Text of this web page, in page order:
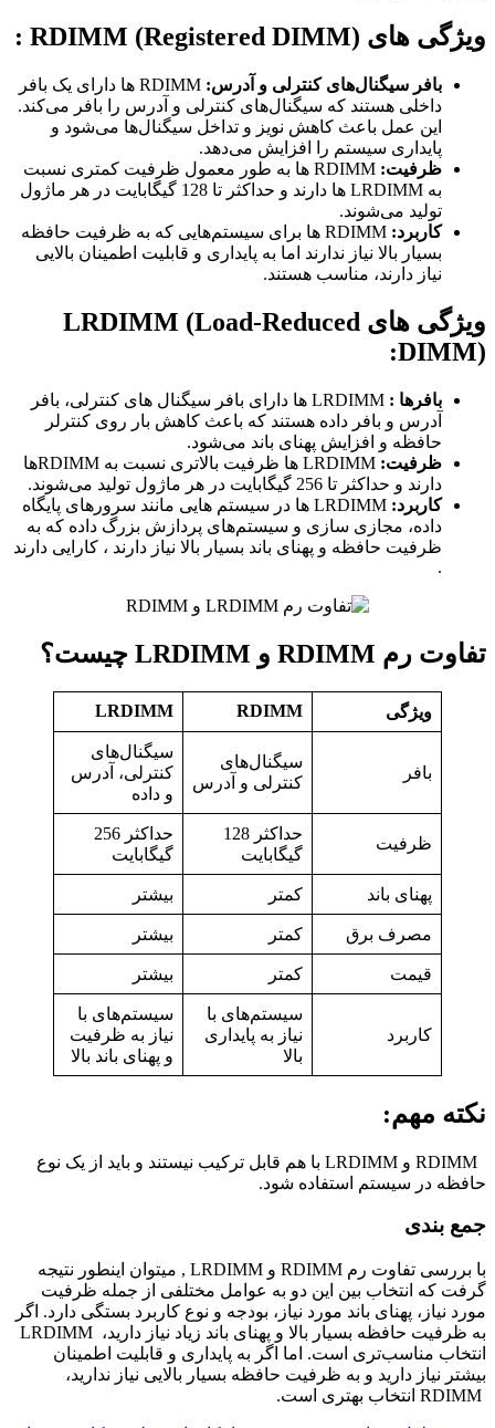
ویژگی های RDIMM (Registered DIMM) :
بافر سیگنال‌های کنترلی و آدرس:
RDIMM ها دارای یک بافر
داخلی هستند که سیگنال‌های کنترلی و آدرس را بافر می‌کند.
این عمل باعث کاهش نویز و تداخل سیگنال‌ها می‌شود و
پایداری سیستم را افزایش می‌دهد.
ظرفیت:
RDIMM ها به طور معمول ظرفیت کمتری نسبت
به LRDIMM‌ ها دارند و حداکثر تا 128 گیگابایت در هر ماژول
تولید می‌شوند.
کاربرد:
RDIMM ها برای سیستم‌هایی که به ظرفیت حافظه
بسیار بالا نیاز ندارند اما به پایداری و قابلیت اطمینان بالایی
نیاز دارند، مناسب هستند.
ویژگی های LRDIMM (Load-Reduced
DIMM):
بافرها :
LRDIMM ها دارای بافر سیگنال‌ های کنترلی، بافر
آدرس و بافر داده هستند که باعث کاهش بار روی کنترلر
حافظه و افزایش پهنای باند می‌شود.
ظرفیت:
LRDIMM ‌ها ظرفیت بالاتری نسبت به RDIMM‌ها
دارند و حداکثر تا 256 گیگابایت در هر ماژول تولید می‌شوند.
کاربرد:
LRDIMM ها در سیستم هایی مانند سرورهای پایگاه
داده، مجازی ‌سازی و سیستم‌های پردازش بزرگ‌ داده که به
ظرفیت حافظه و پهنای باند بسیار بالا نیاز دارند ، کارایی دارند
.
تفاوت رم RDIMM و LRDIMM چیست؟
ویژگی RDIMM
LRDIMM
بافر
سیگنال‌های
کنترلی و آدرس
سیگنال‌های
کنترلی، آدرس
و داده
ظرفیت
حداکثر 128
گیگابایت
حداکثر 256
گیگابایت
پهنای باند کمتر بیشتر
مصرف برق کمتر بیشتر
قیمت کمتر بیشتر
کاربرد
سیستم‌های با
نیاز به پایداری
بالا
سیستم‌های با
نیاز به ظرفیت
و پهنای باند بالا
نکته مهم:
RDIMM و LRDIMM با هم قابل ترکیب نیستند و باید از یک نوع
حافظه در سیستم استفاده شود.
جمع بندی
با بررسی تفاوت رم RDIMM و LRDIMM , میتوان اینطور نتیجه
گرفت که انتخاب بین این دو به عوامل مختلفی از جمله ظرفیت
مورد نیاز، پهنای باند مورد نیاز، بودجه و نوع کاربرد بستگی دارد. اگر
به ظرفیت حافظه بسیار بالا و پهنای باند زیاد نیاز دارید، LRDIMM
انتخاب مناسب‌تری است. اما اگر به پایداری و قابلیت اطمینان
بیشتر نیاز دارید و به ظرفیت حافظه بسیار بالایی نیاز ندارید،